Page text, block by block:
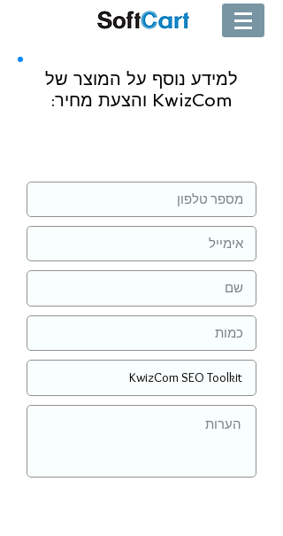
למידע נוסף על המוצר של
KwizCom והצעת מחיר: